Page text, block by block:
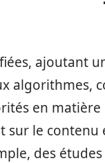
ajoutant
algorithmes,
en
sur le
des